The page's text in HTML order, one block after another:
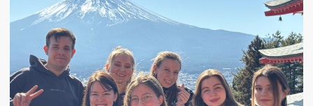
День 5 День 6 День 7
День 9
Добро пожаловать в Токио — город, где
будущее уже наступило. После перелёта
Встреча, Токио, прогулка по городу,
ужин японской кухней